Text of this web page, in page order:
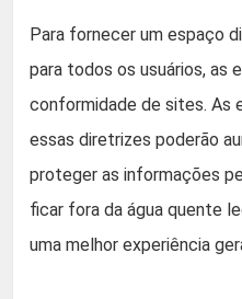
Para fornecer um espaço
para todos os usuários, as
conformidade de sites. As
essas diretrizes poderão
proteger as informações
ficar fora da água quente
uma melhor experiência